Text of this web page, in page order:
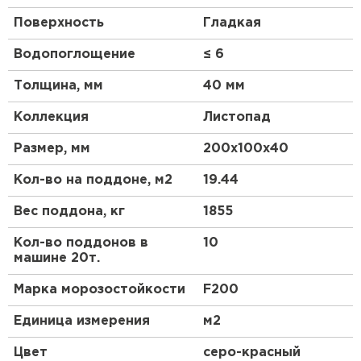
данных материалов можно создавать необычные и
привлекательные узоры. Благодаря разнообразию
любая дорожка будет выделяться и создавать
срок службы – главные достоинства этой
продукции. Размеры 200х100 мм, высота 40 мм.
Купить высококачественную плитку от Интернет-
магазине СтройМаркет можно в нашем интернет-
магазине по выгодной цене за 1 кв.м.
Поверхность Гладкая
Водопоглощение ≤ 6
Толщина, мм 40 мм
Коллекция Листопад
Размер, мм 200х100х40
Кол-во на поддоне, м2 19.44
Вес поддона, кг 1855
Кол-во поддонов в
машине 20т.
10
Марка морозостойкости F200
Единица измерения м2
Цвет серо-красный